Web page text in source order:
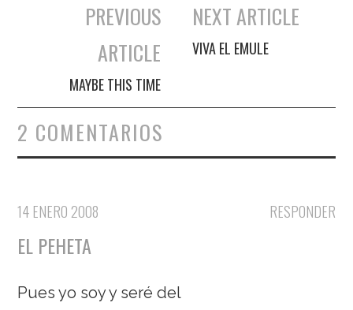
Navegación de entradas
PREVIOUS
ARTICLE
MAYBE THIS TIME
NEXT ARTICLE
VIVA EL EMULE
2 COMENTARIOS
RESPONDER
14 ENERO 2008
EL PEHETA
Pues yo soy y seré del